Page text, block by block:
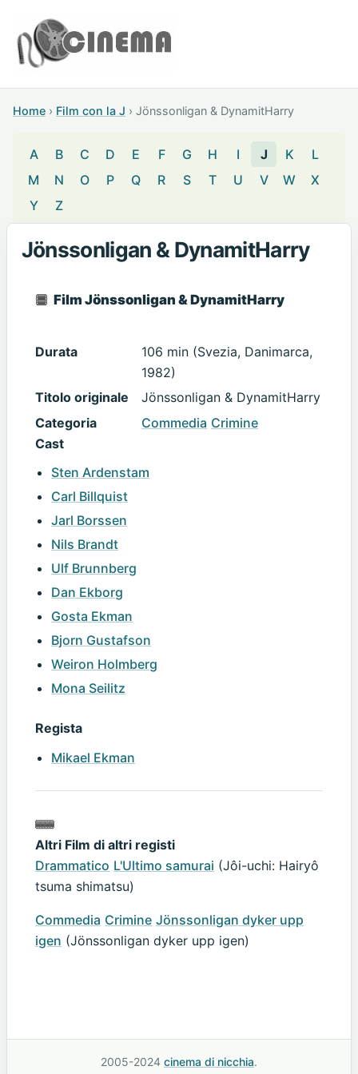
Home › Film con la J › Jönssonligan & DynamitHarry
A B C D E F G H I J K
L
M
N O P Q R S T U V W
X
Y
Z
Jönssonligan & DynamitHarry
Film Jönssonligan & DynamitHarry
Durata
106 min (Svezia, Danimarca,
1982)
Titolo originale
Jönssonligan & DynamitHarry
Categoria
Commedia Crimine
Cast
Sten Ardenstam
Carl Billquist
Jarl Borssen
Nils Brandt
Ulf Brunnberg
Dan Ekborg
Gosta Ekman
Bjorn Gustafson
Weiron Holmberg
Mona Seilitz
Regista
Mikael Ekman
Altri Film di altri registi
Drammatico L'Ultimo samurai (Jôi-uchi: Hairyô
tsuma shimatsu)
Commedia Crimine Jönssonligan dyker upp
igen (Jönssonligan dyker upp igen)
2005-2024 cinema di nicchia.